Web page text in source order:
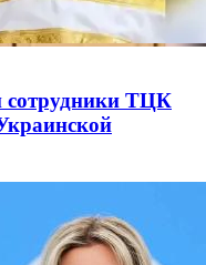
сотрудники ТЦК